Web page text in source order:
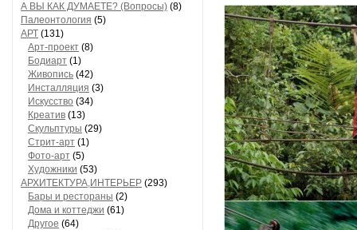
А ВЫ КАК ДУМАЕТЕ? (Вопросы) (8)
Палеонтология (5)
АРТ (131)
Арт-проект (8)
Бодиарт (1)
Живопись (42)
Инсталляция (3)
Искусство (34)
Креатив (13)
Скульптуры (29)
Стрит-арт (1)
Фото-арт (5)
Художники (53)
АРХИТЕКТУРА,ИНТЕРЬЕР (293)
Бары и рестораны (2)
Дома и коттеджи (61)
Другое (64)